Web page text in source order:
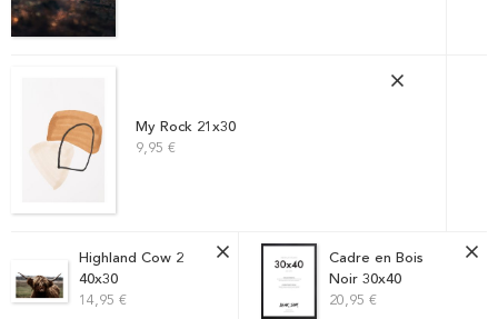
My Rock 21x30
9,95 €
Cadre en Bois
Noir 30x40
20,95 €
Highland Cow 2
40x30
14,95 €